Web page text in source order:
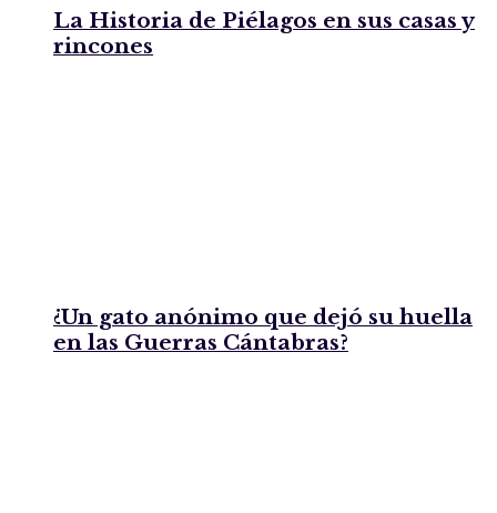
La Historia de Piélagos en sus casas y
rincones
¿Un gato anónimo que dejó su huella
en las Guerras Cántabras?